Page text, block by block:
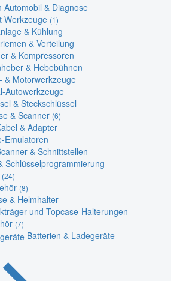
Automobil & Diagnose
Werkzeuge (1)
& Kühlung
& Verteilung
& Kompressoren
& Hebebühnen
& Motorwerkzeuge
Autowerkzeuge
& Steckschlüssel
& Scanner (6)
& Adapter
Emulatoren
& Schnittstellen
Schlüsselprogrammierung
(24)
(8)
& Helmhalter
und Topcase-Halterungen
(7)
Batterien & Ladegeräte